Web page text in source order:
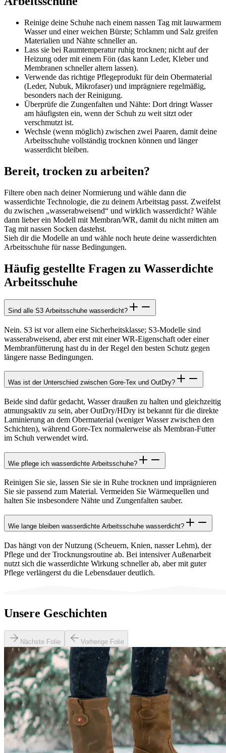
Reinige deine Schuhe nach einem nassen Tag mit lauwarmem
Wasser und einer weichen Bürste; Schlamm und Salz greifen
Materialien und Nähte schneller an.
Lass sie bei Raumtemperatur ruhig trocknen; nicht auf der
Heizung oder mit einem Fön (das kann Leder, Kleber und
Membranen schneller altern lassen).
Verwende das richtige Pflegeprodukt für dein Obermaterial
(Leder, Nubuk, Mikrofaser) und imprägniere regelmäßig,
besonders nach der Reinigung.
Überprüfe die Zungenfalten und Nähte: Dort dringt Wasser
am häufigsten ein, wenn der Schuh zu weit sitzt oder
verschmutzt ist.
Wechsle (wenn möglich) zwischen zwei Paaren, damit deine
Arbeitsschuhe vollständig trocknen können und länger
wasserdicht bleiben.
Bereit, trocken zu arbeiten?
Filtere oben nach deiner Normierung und wähle dann die
wasserdichte Technologie, die zu deinem Arbeitstag passt. Zweifelst
du zwischen „wasserabweisend“ und wirklich wasserdicht? Wähle
dann lieber ein Modell mit Membran/WR, damit du nicht mitten am
Tag mit nassen Socken dastehst.
Sieh dir die Modelle an und wähle noch heute deine wasserdichten
Arbeitsschuhe für nasse Bedingungen.
Häufig gestellte Fragen zu Wasserdichte
Arbeitsschuhe
Sind alle S3 Arbeitsschuhe wasserdicht?
Nein. S3 ist vor allem eine Sicherheitsklasse; S3-Modelle sind
wasserabweisend, aber erst mit einer WR-Eigenschaft oder einer
Membranfütterung hast du in der Regel den besten Schutz gegen
längere nasse Bedingungen.
Was ist der Unterschied zwischen Gore-Tex und OutDry?
Beide sind dafür gedacht, Wasser draußen zu halten und gleichzeitig
atmungsaktiv zu sein, aber OutDry/HDry ist bekannt für die direkte
Laminierung an dem Obermaterial (weniger Wasser zwischen den
Schichten), während Gore-Tex normalerweise als Membran-Futter
im Schuh verwendet wird.
Wie pflege ich wasserdichte Arbeitsschuhe?
Reinigen Sie sie, lassen Sie sie in Ruhe trocknen und imprägnieren
Sie sie passend zum Material. Vermeiden Sie Wärmequellen und
halten Sie insbesondere Nähte und Zungenfalten sauber.
Wie lange bleiben wasserdichte Arbeitsschuhe wasserdicht?
Das hängt von der Nutzung (Scheuern, Knien, nasser Lehm), der
Pflege und der Trocknungsroutine ab. Bei intensiver Außenarbeit
nutzt sich die wasserdichte Wirkung schneller ab, aber mit guter
Pflege verlängerst du die Lebensdauer deutlich.
Unsere Geschichten
Nächste Folie Vorherige Folie